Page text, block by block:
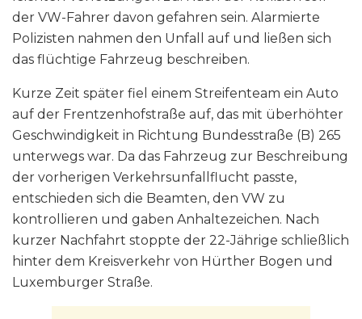
der VW-Fahrer davon gefahren sein. Alarmierte
Polizisten nahmen den Unfall auf und ließen sich
das flüchtige Fahrzeug beschreiben.
Kurze Zeit später fiel einem Streifenteam ein Auto
auf der Frentzenhofstraße auf, das mit überhöhter
Geschwindigkeit in Richtung Bundesstraße (B) 265
unterwegs war. Da das Fahrzeug zur Beschreibung
der vorherigen Verkehrsunfallflucht passte,
entschieden sich die Beamten, den VW zu
kontrollieren und gaben Anhaltezeichen. Nach
kurzer Nachfahrt stoppte der 22-Jährige schließlich
hinter dem Kreisverkehr von Hürther Bogen und
Luxemburger Straße.